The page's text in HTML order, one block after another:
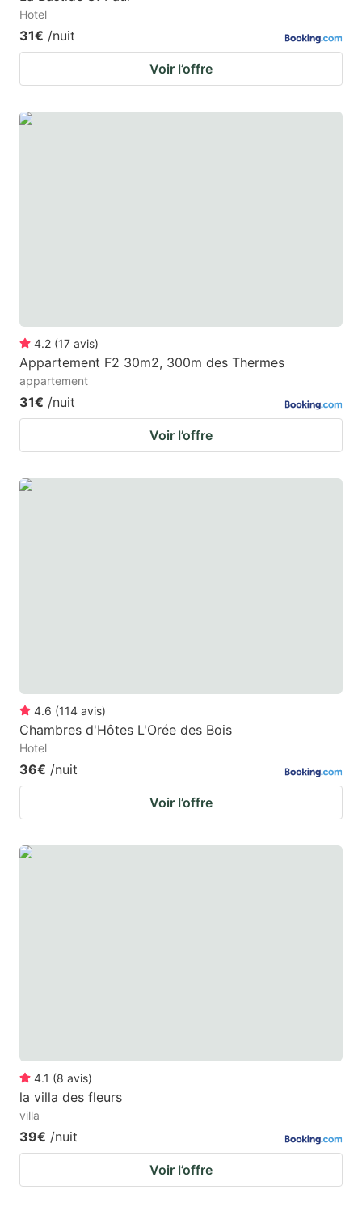
Hotel
31€ /nuit
Voir l’offre
4.2 (17 avis)
Appartement F2 30m2, 300m des Thermes
appartement
31€ /nuit
Voir l’offre
4.6 (114 avis)
Chambres d'Hôtes L'Orée des Bois
Hotel
36€ /nuit
Voir l’offre
4.1 (8 avis)
la villa des fleurs
villa
39€ /nuit
Voir l’offre